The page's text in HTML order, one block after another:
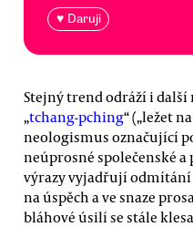
♥ Daruji
Stejný trend odráží i
„tchang-pching“ („ležet
neologismus označující
neúprosné společenské
výrazy vyjadřují
na úspěch a ve snaze
bláhové úsilí se stále